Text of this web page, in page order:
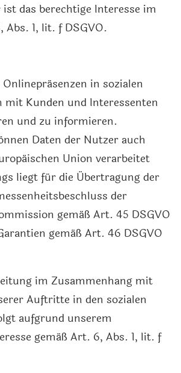
das berechtige Interesse im
Abs. 1, lit. f DSGVO.
in sozialen
mit Kunden und Interessenten
und zu informieren.
Daten der Nutzer auch
Union verarbeitet
liegt für die Übertragung der
der
gemäß Art. 45 DSGVO
gemäß Art. 46 DSGVO
im Zusammenhang mit
Auftritte in den sozialen
aufgrund unserem
gemäß Art. 6, Abs. 1, lit. f